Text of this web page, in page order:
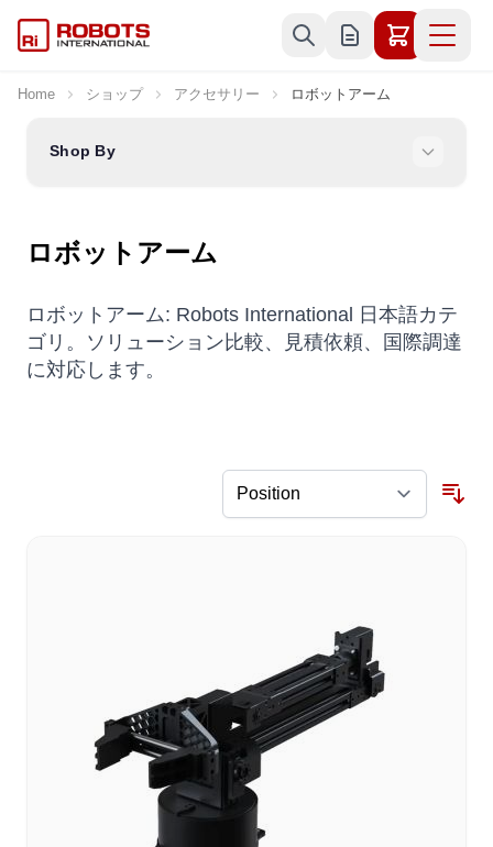
Home ショップ アクセサリー ロボットアーム
Shop By
ロボットアーム
ロボットアーム: Robots International 日本語カテ
ゴリ。ソリューション比較、見積依頼、国際調達
に対応します。